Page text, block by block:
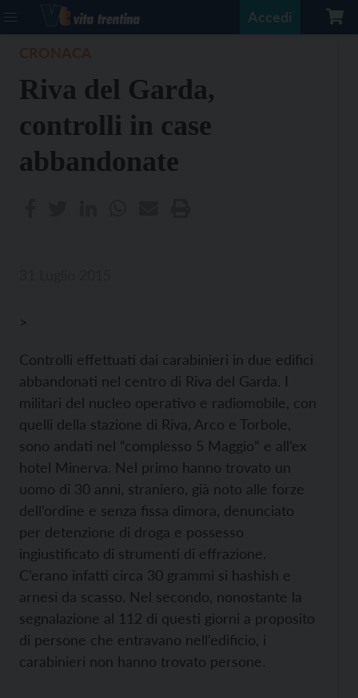
Accedi
Riva del Garda,
controlli in case
abbandonate
>
Controlli effettuati dai carabinieri in due edifici
abbandonati nel centro di Riva del Garda. I
militari del nucleo operativo e radiomobile, con
quelli della stazione di Riva, Arco e Torbole,
sono andati nel “complesso 5 Maggio” e all’ex
hotel Minerva. Nel primo hanno trovato un
uomo di 30 anni, straniero, già noto alle forze
dell’ordine e senza fissa dimora, denunciato
per detenzione di droga e possesso
ingiustificato di strumenti di effrazione.
C’erano infatti circa 30 grammi si hashish e
arnesi da scasso. Nel secondo, nonostante la
segnalazione al 112 di questi giorni a proposito
di persone che entravano nell’edificio, i
carabinieri non hanno trovato persone.